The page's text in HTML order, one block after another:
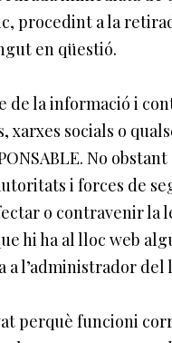
procedint a la
en qüestió.
de la informació i
xarxes socials o
No
i forces de
o contravenir la
hi ha al lloc web
l’administrador del
perquè funcioni